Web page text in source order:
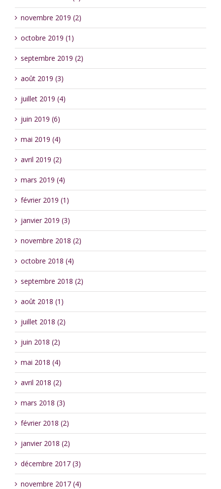
novembre 2019 (2)
octobre 2019 (1)
septembre 2019 (2)
août 2019 (3)
juillet 2019 (4)
juin 2019 (6)
mai 2019 (4)
avril 2019 (2)
mars 2019 (4)
février 2019 (1)
janvier 2019 (3)
novembre 2018 (2)
octobre 2018 (4)
septembre 2018 (2)
août 2018 (1)
juillet 2018 (2)
juin 2018 (2)
mai 2018 (4)
avril 2018 (2)
mars 2018 (3)
février 2018 (2)
janvier 2018 (2)
décembre 2017 (3)
novembre 2017 (4)